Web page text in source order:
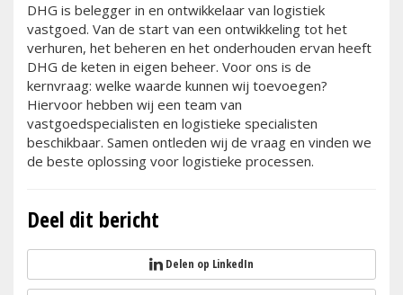
DHG is belegger in en ontwikkelaar van logistiek
vastgoed. Van de start van een ontwikkeling tot het
verhuren, het beheren en het onderhouden ervan heeft
DHG de keten in eigen beheer. Voor ons is de
kernvraag: welke waarde kunnen wij toevoegen?
Hiervoor hebben wij een team van
vastgoedspecialisten en logistieke specialisten
beschikbaar. Samen ontleden wij de vraag en vinden we
de beste oplossing voor logistieke processen.
Deel dit bericht
Delen op LinkedIn